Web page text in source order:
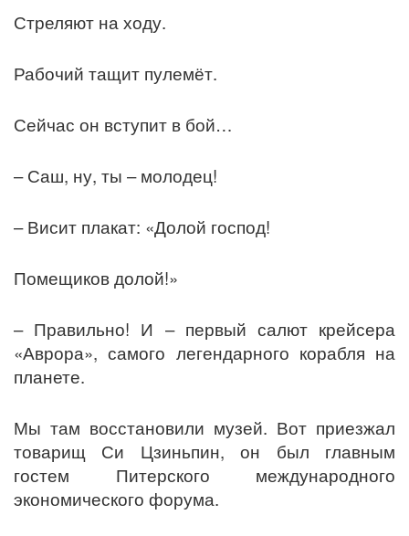
Стреляют на ходу.
Рабочий тащит пулемёт.
Сейчас он вступит в бой…
– Саш, ну, ты – молодец!
– Висит плакат: «Долой господ!
Помещиков долой!»
– Правильно! И – первый салют крейсера
«Аврора», самого легендарного корабля на
планете.
Мы там восстановили музей. Вот приезжал
товарищ Си Цзиньпин, он был главным
гостем Питерского международного
экономического форума.